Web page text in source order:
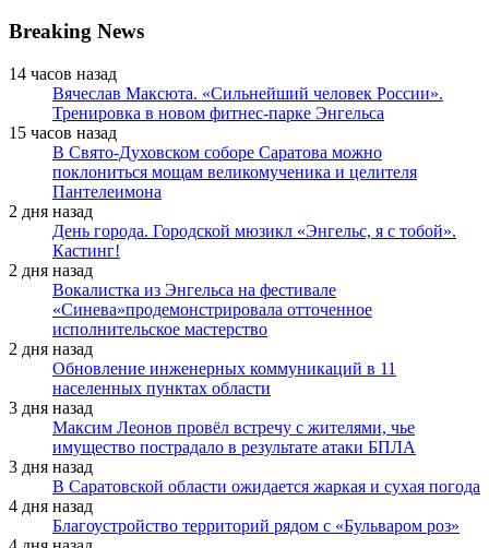
Breaking News
14 часов назад
Вячеслав Максюта. «Сильнейший человек России».
Тренировка в новом фитнес-парке Энгельса
15 часов назад
В Свято-Духовском соборе Саратова можно
поклониться мощам великомученика и целителя
Пантелеимона
2 дня назад
День города. Городской мюзикл «Энгельс, я с тобой».
Кастинг!
2 дня назад
Вокалистка из Энгельса на фестивале
«Синева»продемонстрировала отточенное
исполнительское мастерство
2 дня назад
Обновление инженерных коммуникаций в 11
населенных пунктах области
3 дня назад
Максим Леонов провёл встречу с жителями, чье
имущество пострадало в результате атаки БПЛА
3 дня назад
В Саратовской области ожидается жаркая и сухая погода
4 дня назад
Благоустройство территорий рядом с «Бульваром роз»